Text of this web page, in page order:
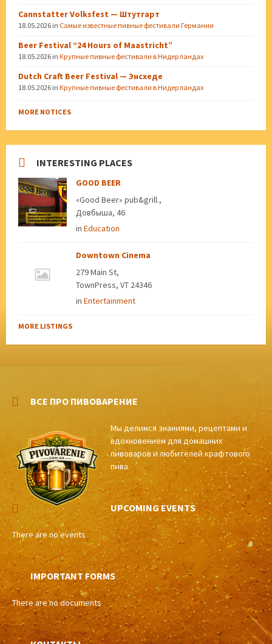
Cannstatter Volksfest — Штутгарт
18.05.2026 in Самые известные пивные фестивали Германии
Beer Festival “24 Hours of Maastricht”
18.05.2026 in Крупные пивные фестивали в Нидерландах
Dutch Craft Beer Festival — Энсхеде
18.05.2026 in Крупные пивные фестивали в Нидерландах
MORE NOTICES
INTERESTING PLACES
GOOD BEER
«Good Beer» pub&grill.,
Довбыша, 46
in Education
Downtown Cinema
279 Main St,
TownPress, VT 24346
in Entertainment
MORE LISTINGS
ВСЕ ПРО ПИВОВАРЕНИЕ
Мы делимся знаниями, рецептами и
вдохновением для домашних
пивоваров и любителей крафтового
пива.
UPCOMING EVENTS
There are no events
IMPORTANT FORMS
There are no documents